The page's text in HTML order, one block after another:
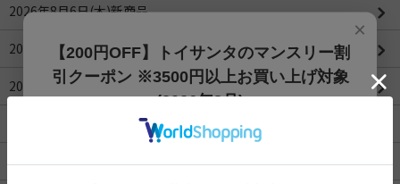
2026年8月6日(木)新商品
2026年8月5日(水)新商品
2026年8月4日(火)新商品
2026年8月3日(月)新商品
2026年8月1日(土)新商品
×
【200円OFF】トイサンタのマンスリー割
引クーポン ※3500円以上お買い上げ対象
(2026年8月)
【200円OFFクーポン】3500円以上お買上げでご利用可能
です!! 8月1日～8月31日まで